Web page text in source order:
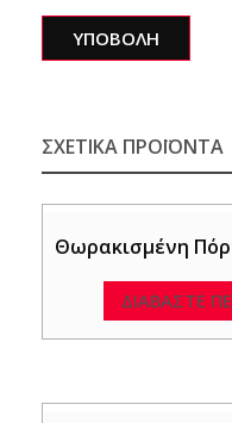
ΣΧΕΤΙΚΆ ΠΡΟΪΌΝΤΑ
Θωρακισμένη
ΔΙΑΒΆΣΤΕ